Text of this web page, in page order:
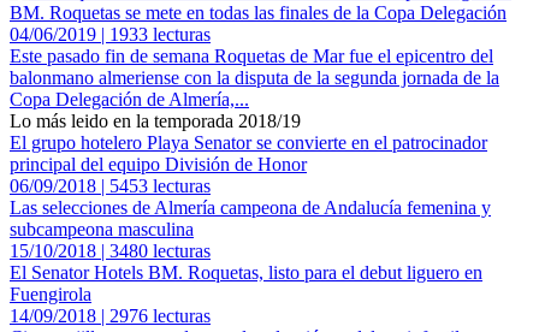
BM. Roquetas se mete en todas las finales de la Copa Delegación
04/06/2019 | 1933 lecturas
Este pasado fin de semana Roquetas de Mar fue el epicentro del
balonmano almeriense con la disputa de la segunda jornada de la
Copa Delegación de Almería,...
Lo más leido en la temporada 2018/19
El grupo hotelero Playa Senator se convierte en el patrocinador
principal del equipo División de Honor
06/09/2018 | 5453 lecturas
Las selecciones de Almería campeona de Andalucía femenina y
subcampeona masculina
15/10/2018 | 3480 lecturas
El Senator Hotels BM. Roquetas, listo para el debut liguero en
Fuengirola
14/09/2018 | 2976 lecturas